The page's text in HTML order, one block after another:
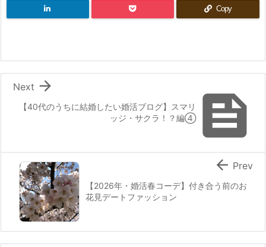
Copy

【40代のうちに結婚したい婚活ブログ】スマリ
ッジ・サクラ！？編④

Next
【2026年・婚活春コーデ】付き合う前のお
花見デートファッション
 Prev